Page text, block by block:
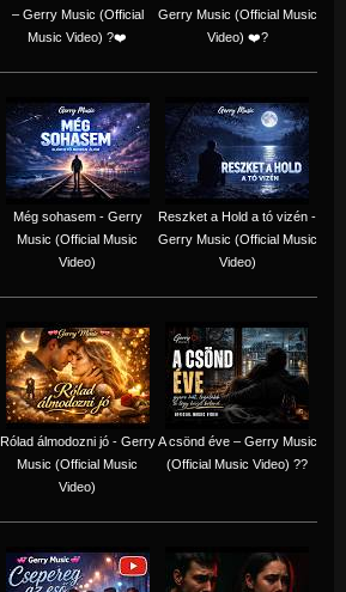
– Gerry Music (Official
Music Video) ?❤️
Gerry Music (Official Music
Video) ❤️?
Még sohasem - Gerry
Music (Official Music
Video)
Reszket a Hold a tó vizén -
Gerry Music (Official Music
Video)
Rólad álmodozni jó - Gerry
Music (Official Music
Video)
A csönd éve – Gerry Music
(Official Music Video) ??